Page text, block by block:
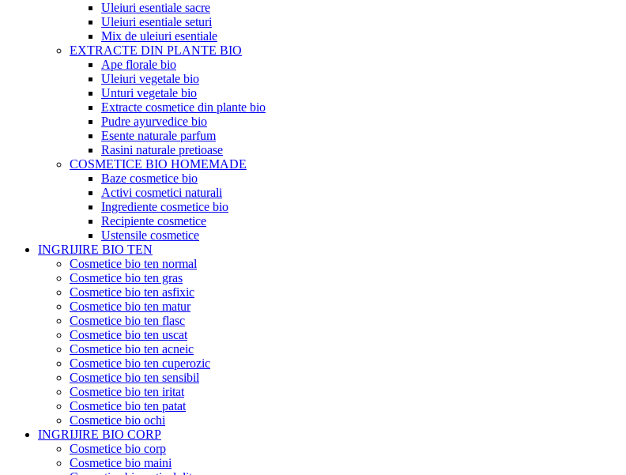
Uleiuri esentiale sacre
Uleiuri esentiale seturi
Mix de uleiuri esentiale
EXTRACTE DIN PLANTE BIO
Ape florale bio
Uleiuri vegetale bio
Unturi vegetale bio
Extracte cosmetice din plante bio
Pudre ayurvedice bio
Esente naturale parfum
Rasini naturale pretioase
COSMETICE BIO HOMEMADE
Baze cosmetice bio
Activi cosmetici naturali
Ingrediente cosmetice bio
Recipiente cosmetice
Ustensile cosmetice
INGRIJIRE BIO TEN
Cosmetice bio ten normal
Cosmetice bio ten gras
Cosmetice bio ten asfixic
Cosmetice bio ten matur
Cosmetice bio ten flasc
Cosmetice bio ten uscat
Cosmetice bio ten acneic
Cosmetice bio ten cuperozic
Cosmetice bio ten sensibil
Cosmetice bio ten iritat
Cosmetice bio ten patat
Cosmetice bio ochi
INGRIJIRE BIO CORP
Cosmetice bio corp
Cosmetice bio maini